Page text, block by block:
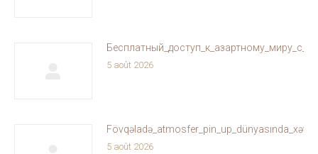
5 août 2026
5 août 2026